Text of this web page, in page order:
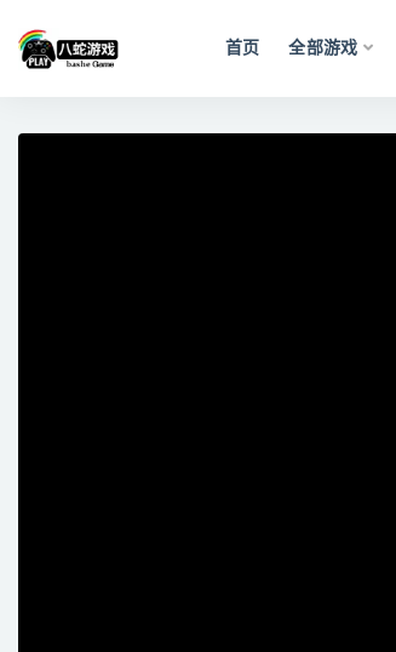
首页 全部游戏